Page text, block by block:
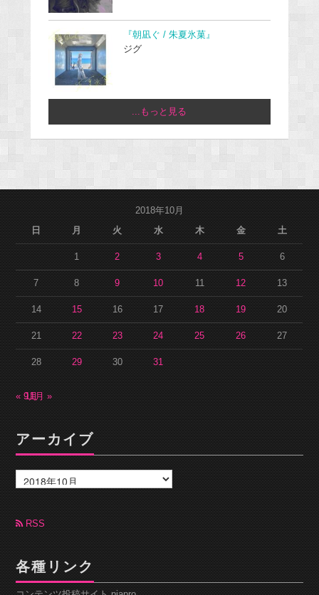
『朝凪ぐ / 朱夏氷菓』
ジグ
...もっと見る
2018年10月
日
月 火 水 木 金 土
1 2 3 4 5 6
7 8 9 10 11 12 13
14 15 16 17 18 19 20
21 22 23 24 25 26 27
28 29 30 31
« 9月
11月 »
アーカイブ
ー
カ
ブ RSS
各種リンク